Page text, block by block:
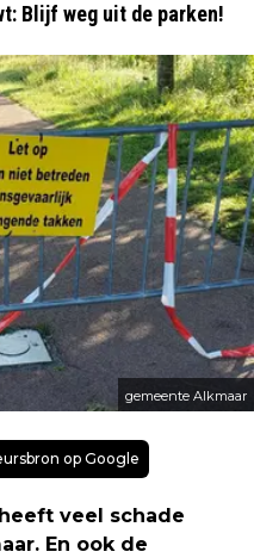
Blijf weg uit de parken!
gemeente Alkmaar
op Google
veel schade
En ook de